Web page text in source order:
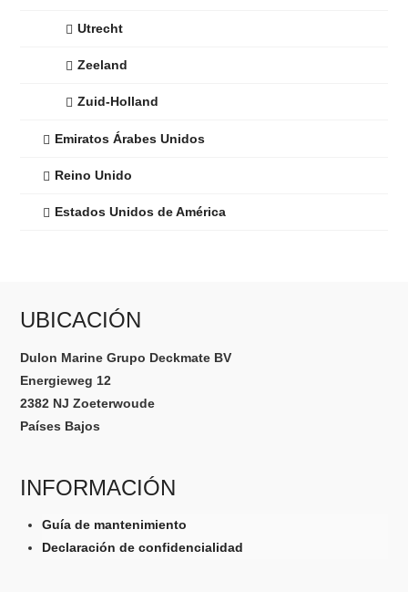
Utrecht
Zeeland
Zuid-Holland
Emiratos Árabes Unidos
Reino Unido
Estados Unidos de América
UBICACIÓN
Dulon Marine Grupo Deckmate BV
Energieweg 12
2382 NJ Zoeterwoude
Países Bajos
INFORMACIÓN
Guía de mantenimiento
Declaración de confidencialidad